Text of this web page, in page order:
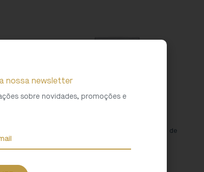
A Pintura Quinhetista do Convento de
nossa newsletter
sobre novidades, promoções e